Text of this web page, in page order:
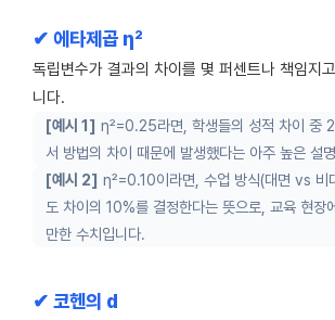
✔ 에타제곱 η²
독립변수가 결과의 차이를 몇 퍼센트나 책임지
니다.
[예시 1] η²=0.25라면, 학생들의 성적 차이 중
서 방법의 차이 때문에 발생했다는 아주 높은 설
[예시 2] η²=0.10이라면, 수업 방식(대면 vs 비
도 차이의 10%를 결정한다는 뜻으로, 교육 현장
만한 수치입니다.
✔ 코헨의 d